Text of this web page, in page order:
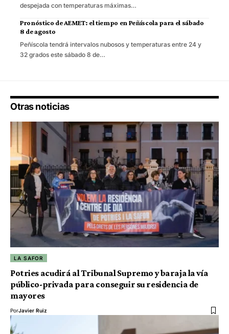
despejada con temperaturas máximas…
Pronóstico de AEMET: el tiempo en Peñíscola para el sábado
8 de agosto
Peñíscola tendrá intervalos nubosos y temperaturas entre 24 y
32 grados este sábado 8 de…
Otras noticias
LA SAFOR
Potries acudirá al Tribunal Supremo y baraja la vía
público-privada para conseguir su residencia de
mayores
PorJavier Ruiz